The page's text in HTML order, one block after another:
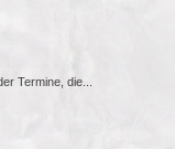
Termine, die...